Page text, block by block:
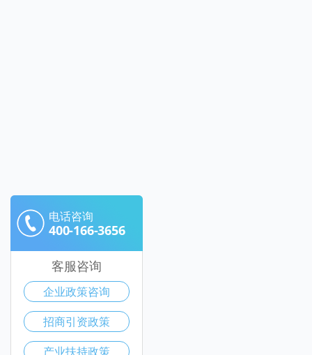
电话咨询
400-166-3656
客服咨询
企业政策咨询
招商引资政策
产业扶持政策